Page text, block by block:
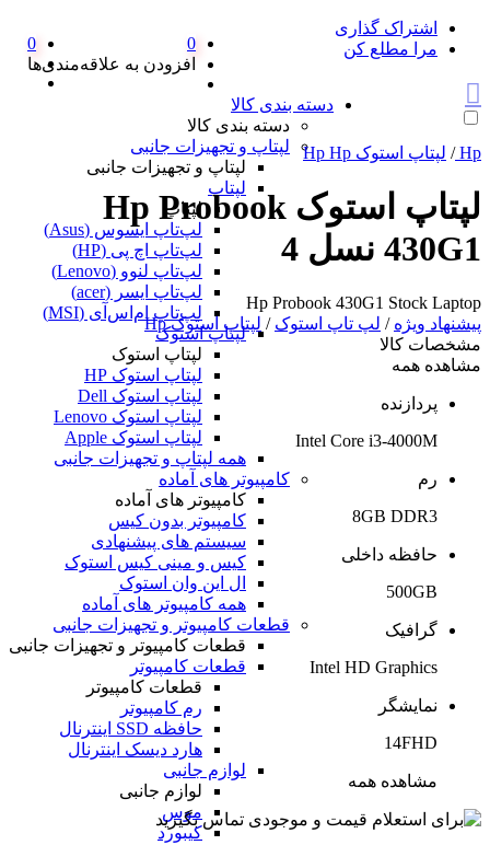
اشتراک گذاری
مرا مطلع کن
0
افزودن به علاقه‌مندی‌ها
0
دسته بندی کالا
دسته بندی کالا
لپتاپ و تجهیزات جانبی
لپتاپ و تجهیزات جانبی
لپتاپ
لپتاپ
لپ‌تاپ ایسوس (Asus)
لپ‌تاپ اچ پی (HP)
لپ‌تاپ لنوو (Lenovo)
لپ‌تاپ ایسر (acer)
لپ‌تاپ ام‌اس‌آی (MSI)
لپتاپ استوک
لپتاپ استوک
لپتاپ استوک HP
لپتاپ استوک Dell
لپتاپ استوک Lenovo
لپتاپ استوک Apple
همه لپتاپ و تجهیزات جانبی
کامپیوتر های آماده
کامپیوتر های آماده
کامپیوتر بدون کیس
سیستم های پیشنهادی
کیس و مینی کیس استوک
ال این وان استوک
همه کامپیوتر های آماده
قطعات کامپیوتر و تجهیزات جانبی
قطعات کامپیوتر و تجهیزات جانبی
قطعات کامپیوتر
قطعات کامپیوتر
رم کامپیوتر
حافظه SSD اینترنال
هارد دیسک اینترنال
لوازم جانبی
لوازم جانبی
موس
کیبورد
Hp
/ لپتاپ استوک Hp Hp
لپتاپ استوک Hp Probook
430G1 نسل 4
Hp Probook 430G1 Stock Laptop
پیشنهاد ویژه / لپ تاپ استوک / لپتاپ استوک Hp
مشخصات کالا
مشاهده همه
پردازنده
Intel Core i3-4000M
رم
8GB DDR3
حافظه داخلی
500GB
گرافیک
Intel HD Graphics
نمایشگر
14FHD
مشاهده همه